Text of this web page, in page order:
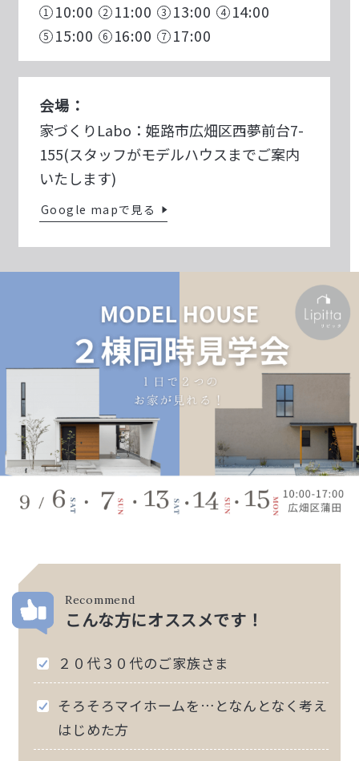
10:00
11:00 13:00
14:00
15:00
16:00 17:00
会場：
家づくりLabo：姫路市広畑区西夢前台7-
155(スタッフがモデルハウスまでご案内
いたします)
Google mapで見る
Recommend
こんな方にオススメです！
２０代３０代のご家族さま
そろそろマイホームを…となんとなく考え
はじめた方